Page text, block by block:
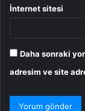
İnternet sitesi
Daha sonraki
adresim ve site